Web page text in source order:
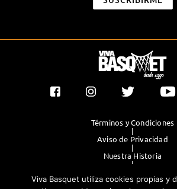
Términos y Condiciones
|
Aviso de Privacidad
|
Nuestra Historia
|
|
Viva Basquet utiliza cookies propias y